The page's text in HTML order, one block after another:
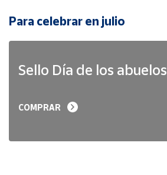
Para celebrar en julio
Sello Día de los abuelos
COMPRAR